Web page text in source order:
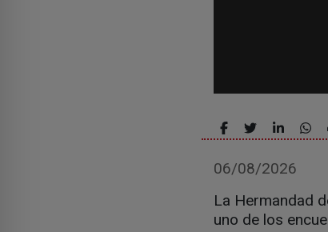
06/08/2026
La Hermandad
uno de los